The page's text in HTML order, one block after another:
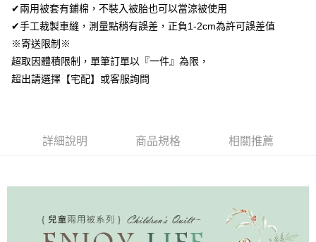
便利好安心！
１．簡單：不需註冊會員、不需綁卡、不需儲值。
２．便利：只要手機號碼，簡訊認證，即可結帳。
３．安心：先確認商品／服務後，再付款。
１．於結帳方式選擇「AFTEE先享後付」後，將跳轉至「AFTEE先享後付」
ATM／網路銀行／等多元方式進行付款，方視為交易完成。
※ 請注意：結帳手續完成當下不需立刻繳費，但若您需要取消訂單，請聯絡
※ 交易是否成功請以「AFTEE先享後付 」之結帳頁面顯示為準，若有關於
https://netprotections.freshdesk.com/support/home
【注意事項】
運送方式
全家取貨付款
免運費
7-11取貨付款
付款後7-11取貨
✔兩用被套有鋪棉，不裝入被胎也可以當涼被使用
✔手工裁製車縫，測量點稍有誤差，正負1-2cm為許可誤差值
※寄送限制※
超取因體積限制，單筆訂單以『一件』為限，
超出請選擇【宅配】或客服詢問
詳細說明 商品規格 相關推薦